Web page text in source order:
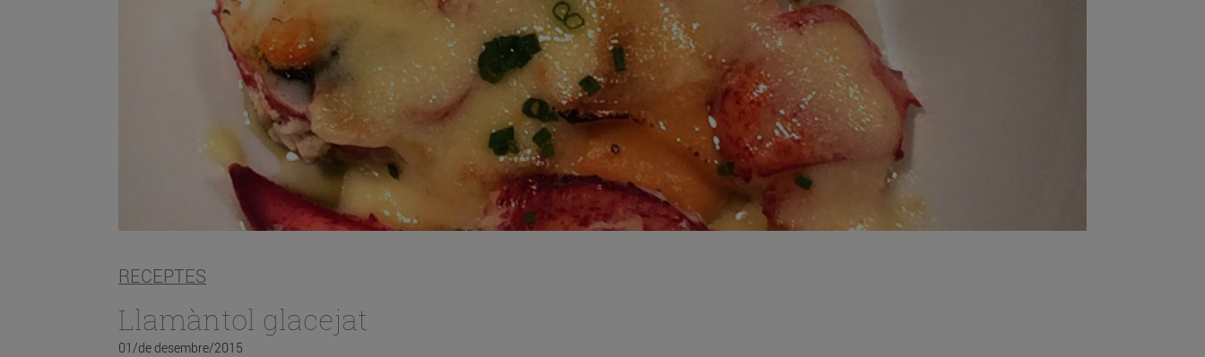
RECEPTES
Llamàntol glacejat
01/de desembre/2015